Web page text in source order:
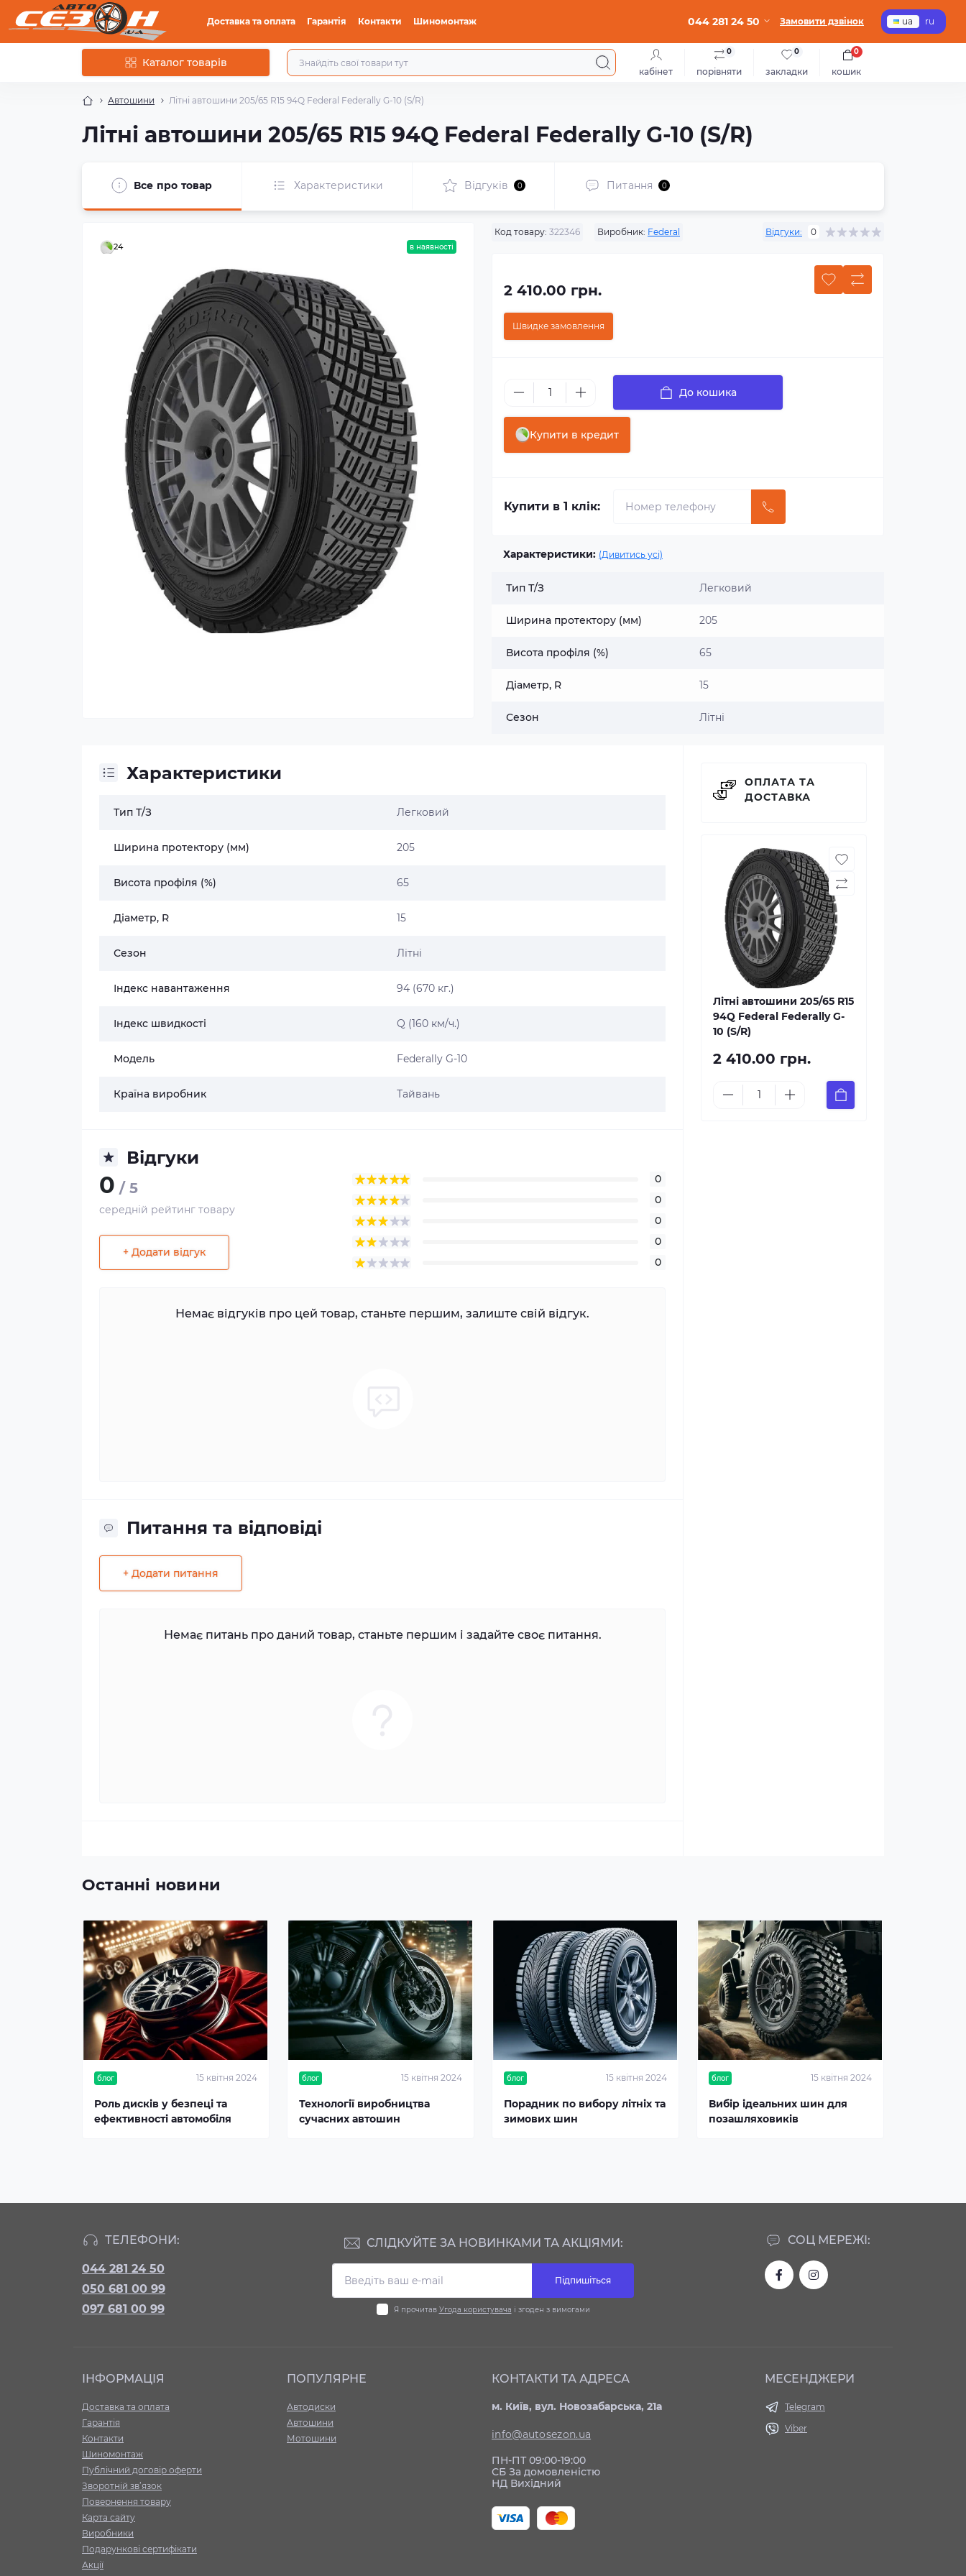
Доставка та оплата Гарантія Контакти Шиномонтаж 044 281 24 50 Замовити дзвінок ua ru
Каталог товарів
кабінет порівняти
0
закладки
0
кошик
0
Автошини Літні автошини 205/65 R15 94Q Federal Federally G-10 (S/R)
Літні автошини 205/65 R15 94Q Federal Federally G-10 (S/R)
Все про товар Характеристики Відгуків 0 Питання 0
24 в наявності
Код товару: 322346 Виробник: Federal Відгуки: 0
2 410.00 грн.
Швидке замовлення
До кошика
Купити в кредит
Купити в 1 клік:
Характеристики: (Дивитись усі)
Тип Т/З Легковий
Ширина протектору (мм) 205
Висота профіля (%) 65
Діаметр, R 15
Сезон Літні
Характеристики
Тип Т/З Легковий
Ширина протектору (мм) 205
Висота профіля (%) 65
Діаметр, R 15
Сезон Літні
Індекс навантаження 94 (670 кг.)
Індекс швидкості Q (160 км/ч.)
Модель Federally G-10
Країна виробник Тайвань
Відгуки
0 / 5
середній рейтинг товару
+ Додати відгук
0
0
0
0
0
Немає відгуків про цей товар, станьте першим, залиште свій відгук.
Питання та відповіді
+ Додати питання
Немає питань про даний товар, станьте першим і задайте своє питання.
ОПЛАТА ТА
ДОСТАВКА
Літні автошини 205/65 R15
94Q Federal Federally G-
10 (S/R)
2 410.00 грн.
Останні новини
блог 15 квітня 2024
Роль дисків у безпеці та
ефективності автомобіля
блог 15 квітня 2024
Технології виробництва
сучасних автошин
блог 15 квітня 2024
Порадник по вибору літніх та
зимових шин
блог 15 квітня 2024
Вибір ідеальних шин для
позашляховиків
ТЕЛЕФОНИ:
044 281 24 50
050 681 00 99
097 681 00 99
СОЦ МЕРЕЖІ:
СЛІДКУЙТЕ ЗА НОВИНКАМИ ТА АКЦІЯМИ:
Підпишіться
Я прочитав Угода користувача і згоден з вимогами
ІНФОРМАЦІЯ
Доставка та оплата
Гарантія
Контакти
Шиномонтаж
Публічний договір оферти
Зворотній зв’язок
Повернення товару
Карта сайту
Виробники
Подарункові сертифікати
Акції
ПОПУЛЯРНЕ
Автодиски
Автошини
Мотошини
КОНТАКТИ ТА АДРЕСА
м. Київ, вул. Новозабарська, 21а
info@autosezon.ua
ПН-ПТ 09:00-19:00
СБ За домовленістю
НД Вихідний
МЕСЕНДЖЕРИ
Telegram
Viber